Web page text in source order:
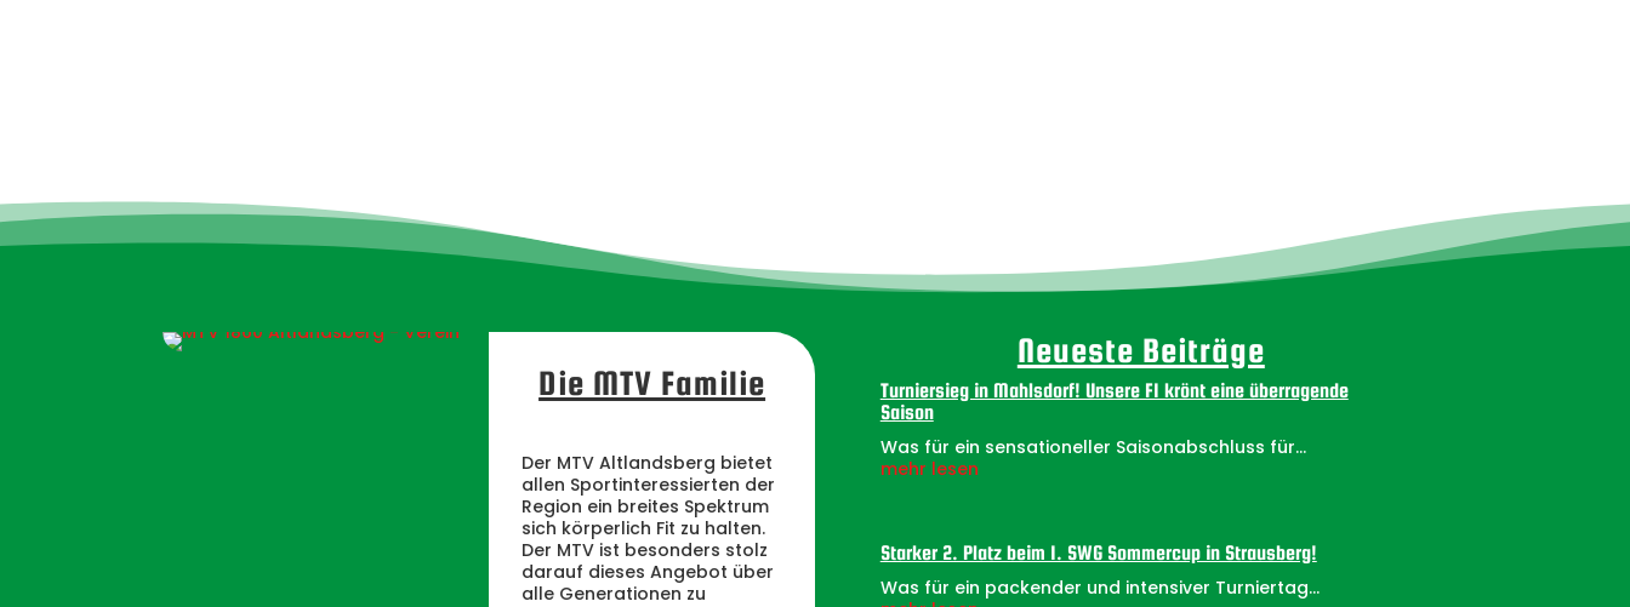
Die MTV Familie
Der MTV Altlandsberg bietet
allen Sportinteressierten der
Region ein breites Spektrum
sich körperlich Fit zu halten.
Der MTV ist besonders stolz
darauf dieses Angebot über
alle Generationen zu
Neueste Beiträge
Turniersieg in Mahlsdorf! Unsere F1 krönt eine überragende
Saison
Was für ein sensationeller Saisonabschluss für...
mehr lesen
Starker 2. Platz beim 1. SWG Sommercup in Strausberg!
Was für ein packender und intensiver Turniertag...